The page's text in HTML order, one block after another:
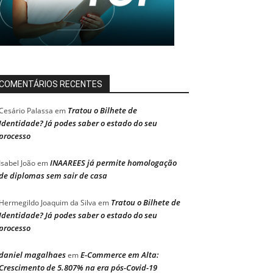
RECENTES
Palassa em Tratou o Bilhete de
Já podes saber o estado do seu
JoãoemINAAREES já permite homologação
diplomas sem sair de casa
Joaquim da Silva em Tratou o Bilhete de
Já podes saber o estado do seu
magalhaesemE-Commerce em Alta:
de 5.807% na era pós-Covid-19